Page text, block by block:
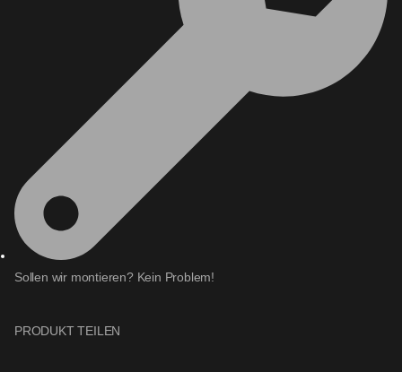
Sollen wir montieren? Kein Problem!
PRODUKT TEILEN